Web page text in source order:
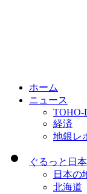
ホーム
ニュース
TOHO-
経済
地銀レ
ぐるっと日本
日本の
北海道